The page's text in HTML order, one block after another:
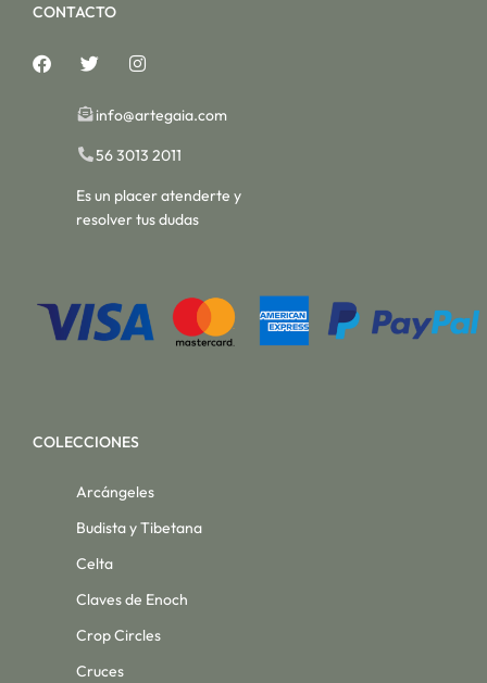
CONTACTO
info@artegaia.com
56 3013 2011
Es un placer atenderte y
resolver tus dudas
COLECCIONES
Arcángeles
Budista y Tibetana
Celta
Claves de Enoch
Crop Circles
Cruces